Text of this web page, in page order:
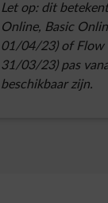
Let op: dit
Online, Basic
01/04/23) of Flow
31/03/23) pas
beschikbaar zijn.